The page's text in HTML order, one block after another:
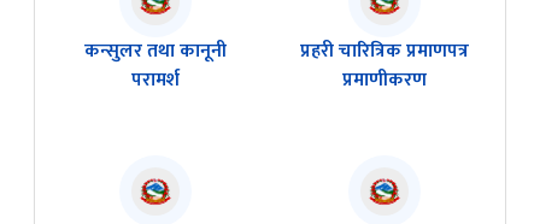
कन्सुलर तथा कानूनी
परामर्श
प्रहरी चारित्रिक प्रमाणपत्र
प्रमाणीकरण